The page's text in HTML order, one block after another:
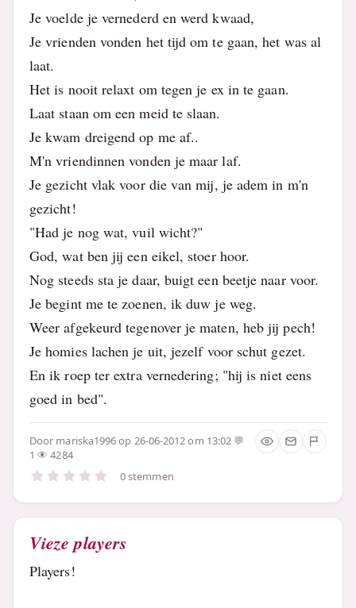
Je voelde je vernederd en werd kwaad,
Je vrienden vonden het tijd om te gaan, het was al
laat.
Het is nooit relaxt om tegen je ex in te gaan.
Laat staan om een meid te slaan.
Je kwam dreigend op me af..
M'n vriendinnen vonden je maar laf.
Je gezicht vlak voor die van mij, je adem in m'n
gezicht!
"Had je nog wat, vuil wicht?"
God, wat ben jij een eikel, stoer hoor.
Nog steeds sta je daar, buigt een beetje naar voor.
Je begint me te zoenen, ik duw je weg.
Weer afgekeurd tegenover je maten, heb jij pech!
Je homies lachen je uit, jezelf voor schut gezet.
En ik roep ter extra vernedering; "hij is niet eens
goed in bed".
Door mariska1996op 26-06-2012 om 13:02
1
4284
0 stemmen
Vieze players
Players!